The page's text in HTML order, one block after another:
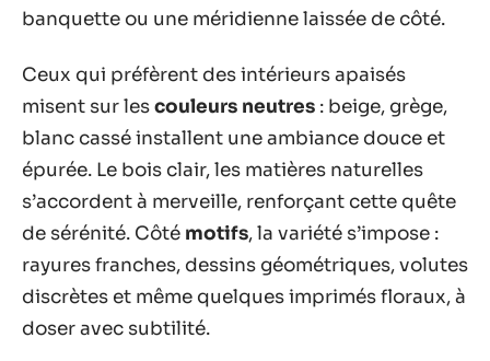
banquette ou une méridienne laissée de côté.
Ceux qui préfèrent des intérieurs apaisés
misent sur lescouleurs neutres : beige, grège,
blanc cassé installent une ambiance douce et
épurée. Le bois clair, les matières naturelles
s’accordent à merveille, renforçant cette quête
de sérénité. Côté motifs, la variété s’impose :
rayures franches, dessins géométriques, volutes
discrètes et même quelques imprimés floraux, à
doser avec subtilité.